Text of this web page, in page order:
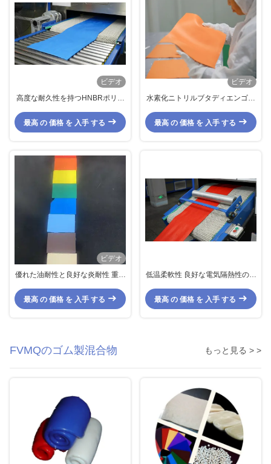
ビデオ
高度な耐久性を持つHNBRポリマ
150℃、引張破断伸び200～400%
最高 の 価格 を 入手 する
ビデオ
水素化ニトリルブタディエンゴム
MPa 断裂時の長さ 200-400% 長
持ち
最高 の 価格 を 入手 する
ビデオ
優れた油耐性と良好な炎耐性 重用
ム混合物
最高 の 価格 を 入手 する
低温柔軟性 良好な電気隔熱性のあ
最高 の 価格 を 入手 する
FVMQのゴム製混合物 もっと見る > >